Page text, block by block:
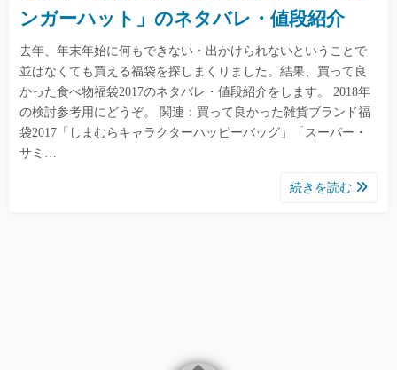
ンガーハット」のネタバレ・値段紹介
去年、年末年始に何もできない・出かけられないということで
並ばなくても買える福袋を探しまくりました。結果、買って良
かった食べ物福袋2017のネタバレ・値段紹介をします。 2018年
の検討参考用にどうぞ。 関連：買って良かった雑貨ブランド福
袋2017「しまむらキャラクターハッピーバッグ」「スーパー・
サミ…
続きを読む